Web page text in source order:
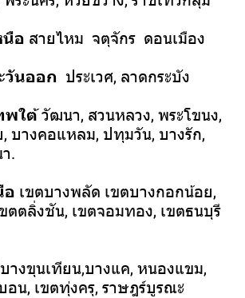
นือ สายไหม จตุจักร ดอนเมือง
วันออก ประเวศ, ลาดกระบัง
พใต้วัฒนา, สวนหลวง, พระโขนง,
, บางคอแหลม, ปทุมวัน, บางรัก,
.
อ เขตบางพลัด เขตบางกอกน้อย,
ตตลิ่งชัน, เขตจอมทอง, เขตธนบุรี
างขุนเทียน,บางแค, หนองแขม,
อน, เขตทุ่งครุ, ราษฎร์บูรณะ